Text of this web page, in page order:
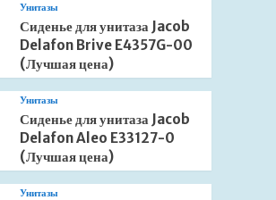
Унитазы
Сиденье для унитаза Jacob
Delafon Brive E4357G-00
(Лучшая цена)
Унитазы
Сиденье для унитаза Jacob
Delafon Aleo E33127-0
(Лучшая цена)
Унитазы